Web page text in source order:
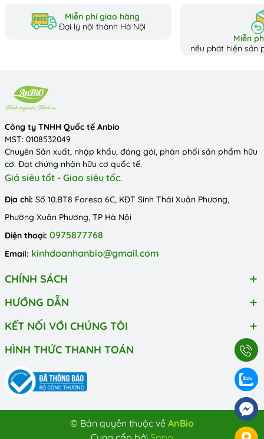
Miễn phí giao hàng
Đại lý nội thành Hà Nội
Miễn
nếu phát hiện sản
Công ty TNHH Quốc tế Anbio
MST: 0108532049
Chuyên Sản xuất, nhập khẩu, đóng gói, phân phối sản phẩm hữu
cơ. Đạt chứng nhận hữu cơ quốc tế.
Giá siêu tốt - Giao siêu tốc.
Địa chỉ: Số 10.BT8 Foresa 6C, KĐT Sinh Thái Xuân Phương,
Phường Xuân Phương, TP Hà Nội
Điện thoại: 0975877768
Email: kinhdoanhanbio@gmail.com
CHÍNH SÁCH
HƯỚNG DẪN
KẾT NỐI VỚI CHÚNG TÔI
HÌNH THỨC THANH TOÁN
© Bản quyền thuộc về AnBio